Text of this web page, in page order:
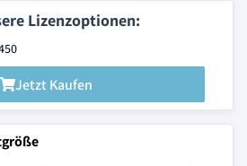
Lizenzoptionen:
Jetzt Kaufen